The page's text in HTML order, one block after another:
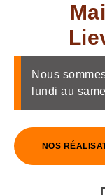
Nous
lundi au
NOS